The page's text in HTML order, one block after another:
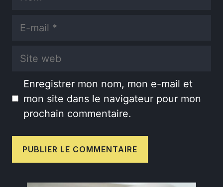
E-
Site
Enregistrer mon nom, mon e-mail et
mon site dans le navigateur pour mon
prochain commentaire.